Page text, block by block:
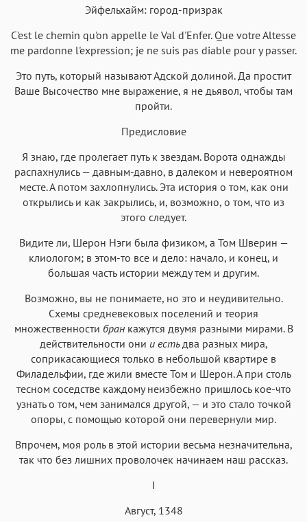
Roboto Garamond
Аа
Fira Sans Times
San Francisco
Аа
Helvetica Neue
Аа
Arial Аа
Georgia
Аа
Times New Roman
Аа Аа Аа Аа
Эйфельхайм: город-призрак
C'est le chemin qu'on appelle le Val d'Enfer. Que votre Altesse
me pardonne l'expression; je ne suis pas diable pour y passer.
Это путь, который называют Адской долиной. Да простит
Ваше Высочество мне выражение, я не дьявол, чтобы там
пройти.
Предисловие
Я знаю, где пролегает путь к звездам. Ворота однажды
распахнулись — давным-давно, в далеком и невероятном
месте. А потом захлопнулись. Эта история о том, как они
открылись и как закрылись, и, возможно, о том, что из
этого следует.
Видите ли, Шерон Нэги была физиком, а Том Шверин —
клиологом; в этом-то все и дело: начало, и конец, и
большая часть истории между тем и другим.
Возможно, вы не понимаете, но это и неудивительно.
Схемы средневековых поселений и теория
множественности бран кажутся двумя разными мирами. В
действительности они и есть два разных мира,
соприкасающиеся только в небольшой квартире в
Филадельфии, где жили вместе Том и Шерон. А при столь
тесном соседстве каждому неизбежно пришлось кое-что
узнать о том, чем занимался другой, — и это стало точкой
опоры, с помощью которой они перевернули мир.
Впрочем, моя роль в этой истории весьма незначительна,
так что без лишних проволочек начинаем наш рассказ.
I
Август, 1348